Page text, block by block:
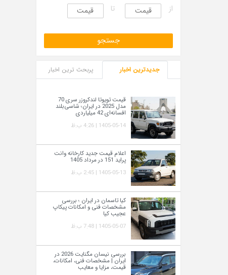
از
تا
جدیدترین اخبار پربحث ترین اخبار
قیمت تویوتا لندکروزر سری 70
مدل 2025 در ایران؛ شاسی‌بلند
افسانه‌ای 42 میلیاردی
1405-05-14 | 4:26 ب.ظ
اعلام قیمت جدید کارخانه وانت
پراید 151 در مرداد 1405
1405-05-13 | 2:45 ب.ظ
کیا تاسمان در ایران ؛ بررسی
مشخصات فنی و امکانات پیکاپ
عجیب کیا
1405-05-07 | 7:48 ب.ظ
بررسی نیسان مگنایت 2026 در
ایران | مشخصات فنی، امکانات،
قیمت، مزایا و معایب